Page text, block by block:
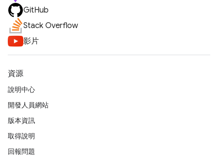
GitHub
Stack Overflow
影片
資源
說明中心
開發人員網站
版本資訊
取得說明
回報問題